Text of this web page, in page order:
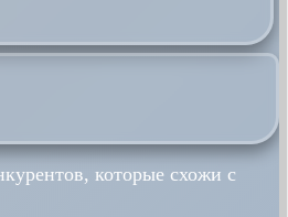
которые схожи с